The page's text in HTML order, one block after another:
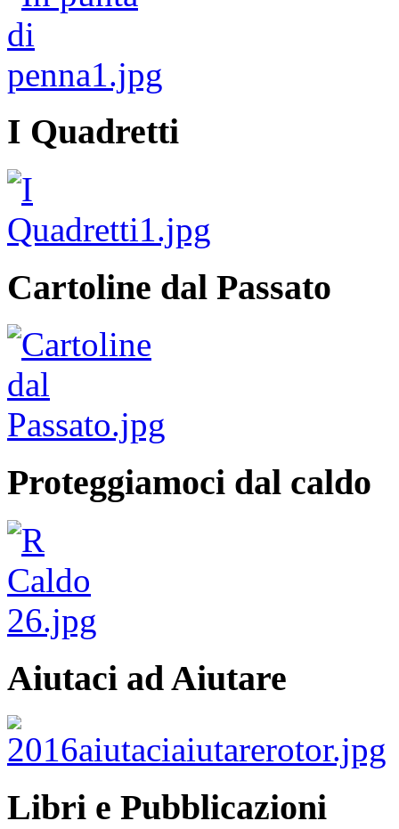
I Quadretti
Cartoline dal Passato
Proteggiamoci dal caldo
Aiutaci ad Aiutare
Libri e Pubblicazioni